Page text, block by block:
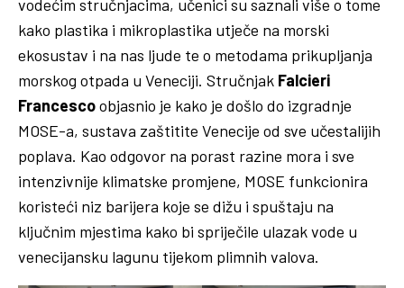
vodećim stručnjacima, učenici su saznali više o tome
kako plastika i mikroplastika utječe na morski
ekosustav i na nas ljude te o metodama prikupljanja
morskog otpada u Veneciji. Stručnjak Falcieri
Francescoobjasnio je kako je došlo do izgradnje
MOSE-a, sustava zaštitite Venecije od sve učestalijih
poplava. Kao odgovor na porast razine mora i sve
intenzivnije klimatske promjene, MOSE funkcionira
koristeći niz barijera koje se dižu i spuštaju na
ključnim mjestima kako bi spriječile ulazak vode u
venecijansku lagunu tijekom plimnih valova.